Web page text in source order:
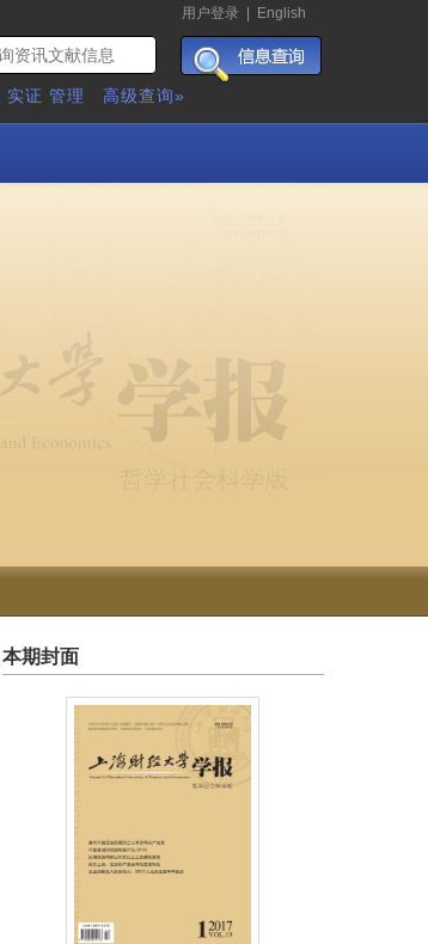
用户登录 English
实证 管理 高级查询»
本期封面